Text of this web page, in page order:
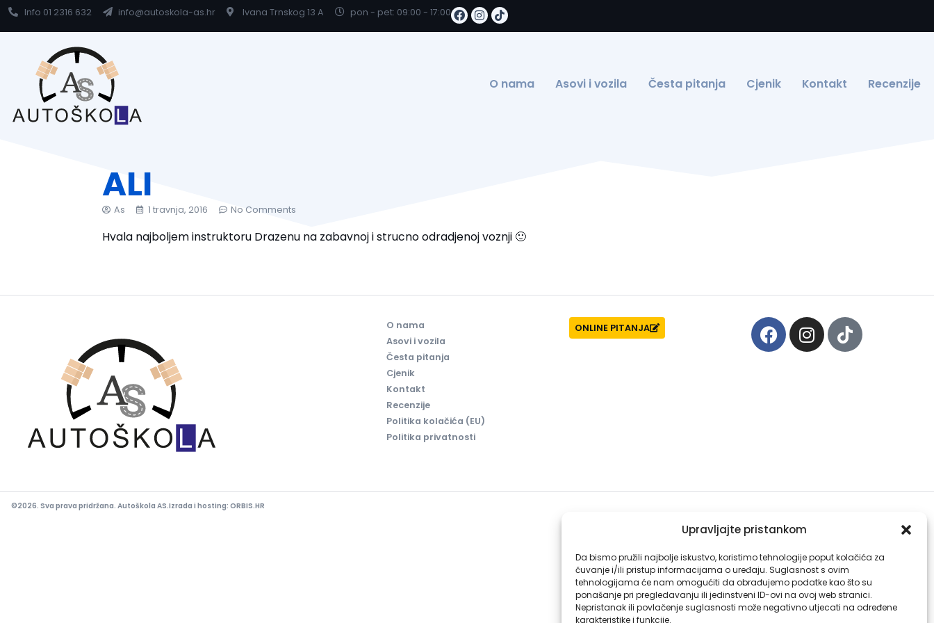
Upravljajte pristankom
Da bismo pružili najbolje iskustvo, koristimo tehnologije poput kolačića za
čuvanje i/ili pristup informacijama o uređaju. Suglasnost s ovim
tehnologijama će nam omogućiti da obrađujemo podatke kao što su
ponašanje pri pregledavanju ili jedinstveni ID-ovi na ovoj web stranici.
Nepristanak ili povlačenje suglasnosti može negativno utjecati na određene
karakteristike i funkcije.
Info 01 2316 632 info@autoskola-as.hr Ivana Trnskog 13 A pon - pet: 09:00 - 17:00
O nama Asovi i vozila Česta pitanja Cjenik Kontakt Recenzije
ALI
As 1 travnja, 2016 No Comments
Hvala najboljem instruktoru Drazenu na zabavnoj i strucno odradjenoj voznji 🙂
O nama
Asovi i vozila
Česta pitanja
Cjenik
Kontakt
Recenzije
Politika kolačića (EU)
Politika privatnosti
ONLINE PITANJA
©2026. Sva prava pridržana. Autoškola AS.Izrada i hosting: ORBIS.HR